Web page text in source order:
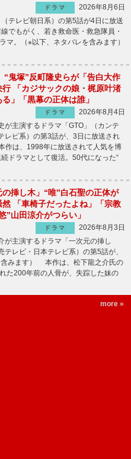
ドラマ
2026年8月6日
テレビ朝日系）の第5話が4日に放送
もがく、若き救命医・救急隊員・
マ。（※以下、ネタバレを含みます）
“鬼塚”反町隆史らが「告白大作
行 「カジサックの娘・梶原叶渚
」「黒幕の正体は誰」
ドラマ
2026年8月4日
が主演するドラマ「GTO」（カンテ
レビ系）の第3話が、3日に放送され
は、1998年に放送されて人気を博
ドラマとして復活。50代になった“
の挿し木」“唯”白石聖の正体が
然 「車椅子だったよね」「宗教
”山田涼介がつらい」
ドラマ
2026年8月3日
が主演するドラマ「一次元の挿し
テレビ・日本テレビ系）の第5話が、
含みます） 本作は、松下龍之介氏の
た200年前の人骨が、失踪した妹の
more »